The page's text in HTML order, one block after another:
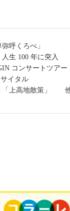
呼くろべ」
生 100 年に突入
コンサートツアー
イタル
「上高地散策」